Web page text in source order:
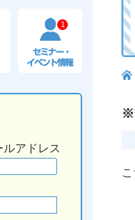
1
アドレス
※